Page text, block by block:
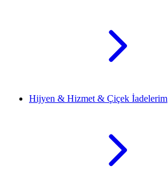
Hijyen & Hizmet & Çiçek İadelerim